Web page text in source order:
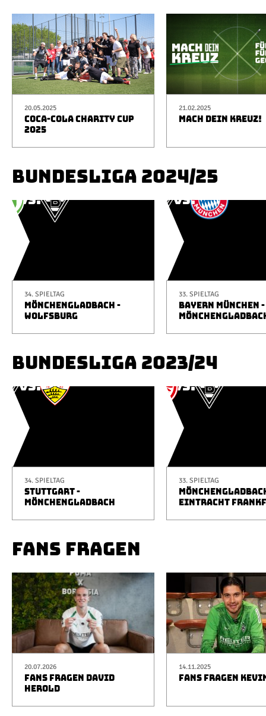
20.05.2025
COCA-COLA CHARITY CUP
2025
21.02.2025
MACH DEIN KREUZ!
BUNDESLIGA 2024/25
34. SPIELTAG
MÖNCHENGLADBACH -
WOLFSBURG
33. SPIELTAG
BAYERN MÜNCHEN -
BUNDESLIGA 2023/24
34. SPIELTAG
STUTTGART -
MÖNCHENGLADBACH
33. SPIELTAG
EINTRACHT
FANS FRAGEN
20.07.2026
FANS FRAGEN DAVID
HEROLD
14.11.2025
FANS FRAGEN